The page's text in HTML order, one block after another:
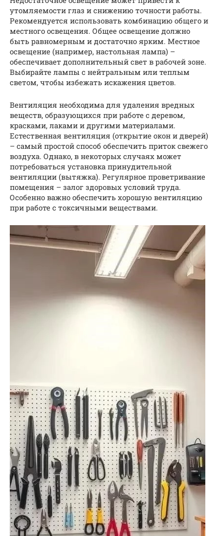
утомляемости глаз и снижению точности работы.
Рекомендуется использовать комбинацию общего и
местного освещения. Общее освещение должно
быть равномерным и достаточно ярким. Местное
освещение (например, настольная лампа) –
обеспечивает дополнительный свет в рабочей зоне.
Выбирайте лампы с нейтральным или теплым
светом, чтобы избежать искажения цветов.
Вентиляция необходима для удаления вредных
веществ, образующихся при работе с деревом,
красками, лаками и другими материалами.
Естественная вентиляция (открытие окон и дверей)
– самый простой способ обеспечить приток свежего
воздуха. Однако, в некоторых случаях может
потребоваться установка принудительной
вентиляции (вытяжка). Регулярное проветривание
помещения – залог здоровых условий труда.
Особенно важно обеспечить хорошую вентиляцию
при работе с токсичными веществами.